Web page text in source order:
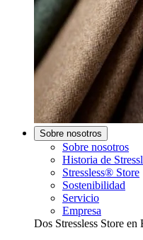
Sobre nosotros
Sobre nosotros
Historia de
Stressless® Store
Sostenibilidad
Servicio
Empresa
Dos Stressless Store en